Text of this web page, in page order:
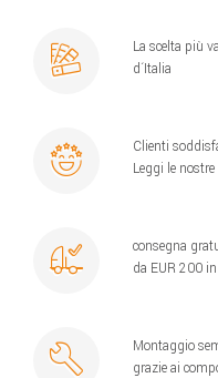
La scelta più
d´Italia
Clienti
Leggi le nostre
consegna
da EUR 200
Montaggio
grazie ai